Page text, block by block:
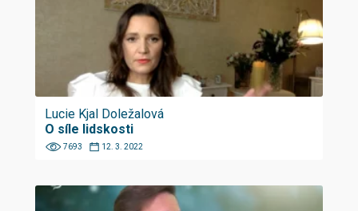
Lucie Kjal Doležalová
O síle lidskosti
7693 12. 3. 2022